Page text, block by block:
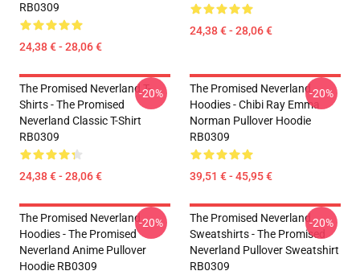
RB0309
24,38 € - 28,06 €
24,38 € - 28,06 €
The Promised Neverland T-
Shirts - The Promised
Neverland Classic T-Shirt
RB0309
24,38 € - 28,06 €
-20%
The Promised Neverland
Hoodies - Chibi Ray Emma
Norman Pullover Hoodie
RB0309
39,51 € - 45,95 €
-20%
The Promised Neverland
Hoodies - The Promised
Neverland Anime Pullover
Hoodie RB0309
-20%
The Promised Neverland
Sweatshirts - The Promised
Neverland Pullover Sweatshirt
RB0309
-20%